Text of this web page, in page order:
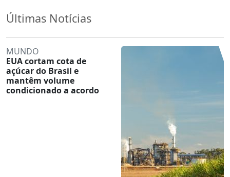
Últimas Notícias
MUNDO
EUA cortam cota de
açúcar do Brasil e
mantêm volume
condicionado a acordo